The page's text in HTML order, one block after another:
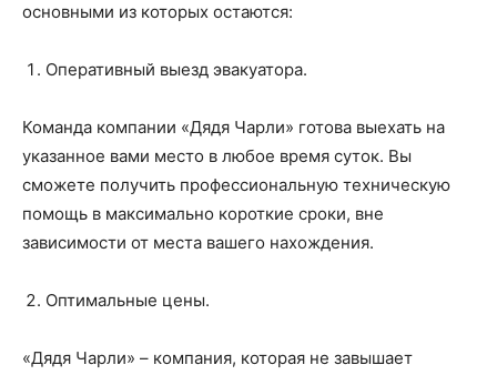
основными из которых остаются:
Оперативный выезд эвакуатора.
Команда компании «Дядя Чарли» готова выехать на
указанное вами место в любое время суток. Вы
сможете получить профессиональную техническую
помощь в максимально короткие сроки, вне
зависимости от места вашего нахождения.
Оптимальные цены.
«Дядя Чарли» – компания, которая не завышает